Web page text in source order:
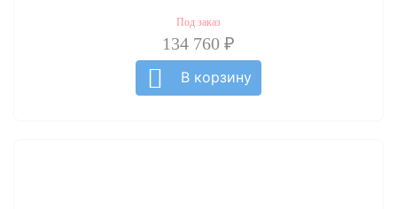
Под заказ
134 760 ₽
В корзину